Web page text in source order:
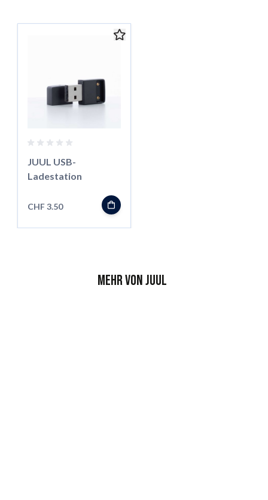
Das Navigieren durch die Elemente des Karussells ist mit
Karussell überspringen
JUUL USB-
Ladestation
CHF 3.50
Mehr von JUUL